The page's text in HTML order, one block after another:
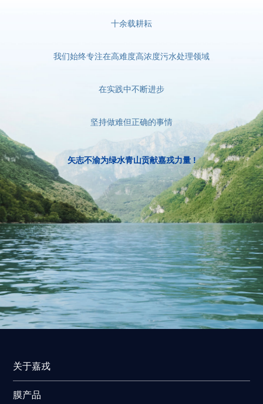
十余载耕耘
我们始终专注在高难度高浓度污水处理领域
在实践中不断进步
坚持做难但正确的事情
矢志不渝为绿水青山贡献嘉戎力量 !
关于嘉戎
膜产品